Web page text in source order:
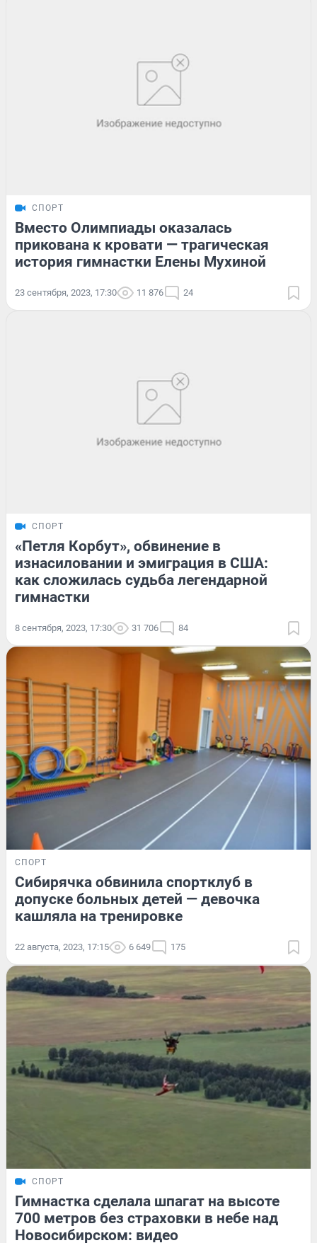
СПОРТ
Вместо Олимпиады оказалась
прикована к кровати — трагическая
история гимнастки Елены Мухиной
23 сентября, 2023, 17:30 11 876 24
СПОРТ
«Петля Корбут», обвинение в
изнасиловании и эмиграция в США:
как сложилась судьба легендарной
гимнастки
8 сентября, 2023, 17:30 31 706 84
СПОРТ
Сибирячка обвинила спортклуб в
допуске больных детей — девочка
кашляла на тренировке
22 августа, 2023, 17:15 6 649 175
СПОРТ
Гимнастка сделала шпагат на высоте
700 метров без страховки в небе над
Новосибирском: видео